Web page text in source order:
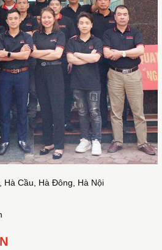
Hà Cầu, Hà Đông, Hà Nội